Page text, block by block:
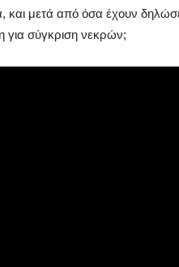
και μετά από όσα έχουν
για σύγκριση νεκρών;